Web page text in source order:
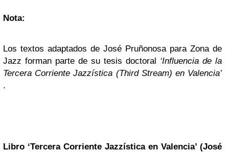
Nota:
Los textos adaptados de José Pruñonosa para Zona de
Jazz forman parte de su tesis doctoral ‘Influencia de la
Tercera Corriente Jazzística (Third Stream) en Valencia’
.
Libro ‘Tercera Corriente Jazzística en Valencia’ (José